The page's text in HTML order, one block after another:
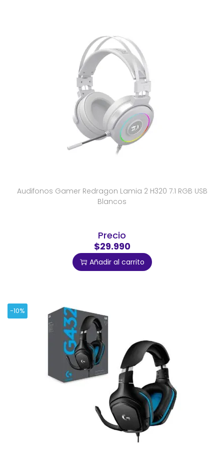
Audifonos Gamer Redragon Lamia 2 H320 7.1 RGB USB
Blancos
Precio
$29.990
Añadir al carrito
-10%